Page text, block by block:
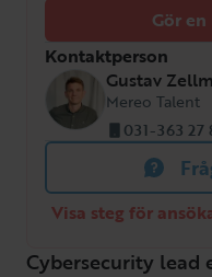
Gör
Kontaktperson
Gustav
Mereo Talent
031-363 27
Visa steg för
Cybersecurity lead